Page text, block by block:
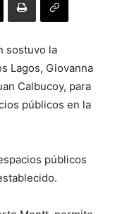
sostuvo la
Lagos, Giovanna
Calbucoy, para
públicos en la
públicos